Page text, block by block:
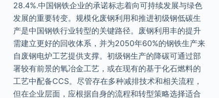
28.4%.中国钢铁企业的承诺标志着向可持续发展与绿色
发展的重要转变。规模化废钢利用和推进初级钢低碳生
产是中国钢铁行业转型的关键路径。废钢利用丰的提升
需建立更好的回收体系，并为2050年60%的钢铁生产来
自废钢电炉工艺提供支撑。初级钢生产的降碳可通过部
署较有前景的氧冶金工艺，或在现有的基于化石燃料的
工艺中配备CCS。尽管存在多种减排技术和相关流程，
但在企业层面，应根据自身的流程和转型策略选择适合